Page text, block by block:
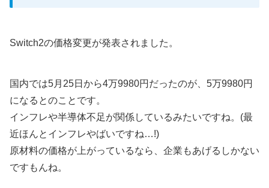
Switch2の価格変更が発表されました。
国内では5月25日から4万9980円だったのが、5万9980円
になるとのことです。
インフレや半導体不足が関係しているみたいですね。(最
近ほんとインフレやばいですね…!)
原材料の価格が上がっているなら、企業もあげるしかない
ですもんね。